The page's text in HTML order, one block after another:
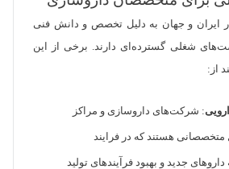
ایران و جهان به دلیل تخصص و دانش فنی
شغلی گسترده‌ای دارند. برخی از این
از:
: شرکت‌های داروسازی و مراکز
متخصصانی هستند که در فرایند
جدید و بهبود فرآیندهای تولید